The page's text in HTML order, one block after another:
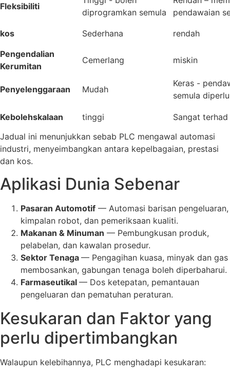
Fleksibiliti
diprogramkan semula
pendawaian
kos Sederhana
rendah
Pengendalian
Kerumitan
Cemerlang miskin
Penyelenggaraan Mudah
Keras -
semula
Kebolehskalaan tinggi
Sangat terhad
Jadual ini menunjukkan sebab PLC mengawal automasi
industri, menyeimbangkan antara kepelbagaian, prestasi
dan kos.
Aplikasi Dunia Sebenar
Pasaran Automotif — Automasi barisan pengeluaran,
kimpalan robot, dan pemeriksaan kualiti.
Makanan & Minuman — Pembungkusan produk,
pelabelan, dan kawalan prosedur.
Sektor Tenaga — Pengagihan kuasa, minyak dan gas
membosankan, gabungan tenaga boleh diperbaharui.
Farmaseutikal — Dos ketepatan, pemantauan
pengeluaran dan pematuhan peraturan.
Kesukaran dan Faktor yang
perlu dipertimbangkan
Walaupun kelebihannya, PLC menghadapi kesukaran: